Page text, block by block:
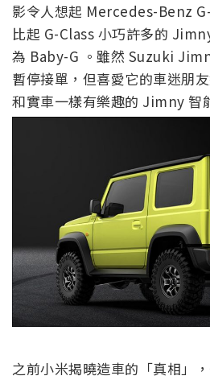
影令人想起 Mercedes-Benz
比起 G-Class 小巧許多的
為 Baby-G 。雖然 Suzuki
暫停接單，但喜愛它的車迷朋
和實車一樣有樂趣的 Jimny 智
之前小米揭曉造車的「真相」